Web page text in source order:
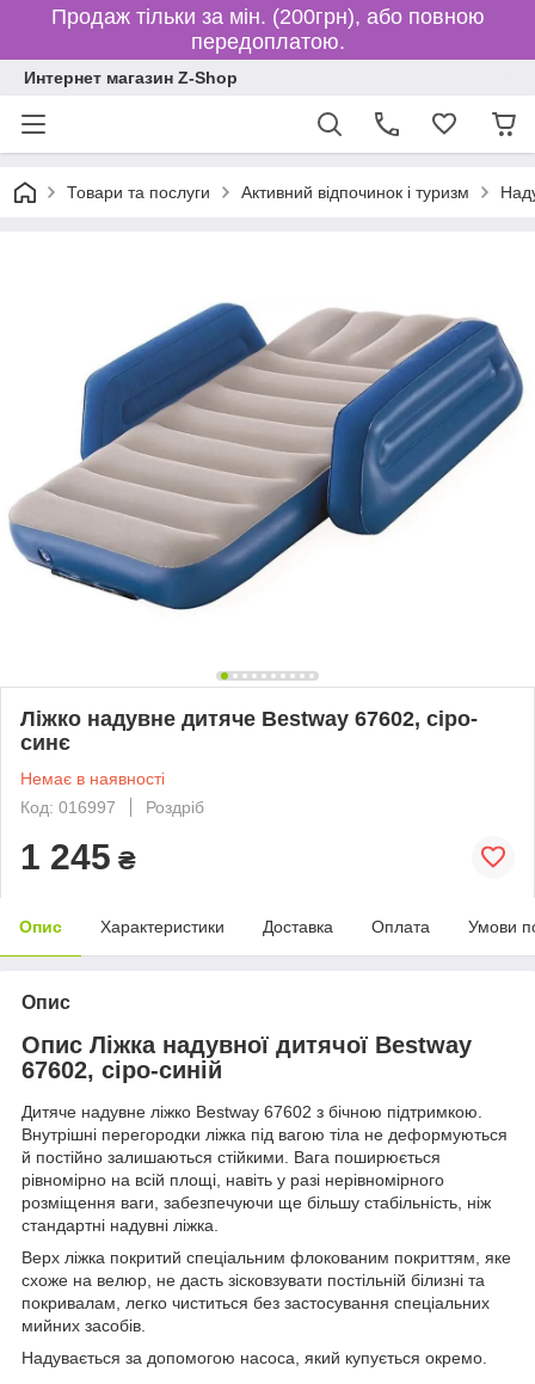
Продаж тільки за мін. (200грн), або повною
передоплатою.
Интернет магазин Z-Shop
Товари та послуги Активний відпочинок і туризм
Ліжко надувне дитяче Bestway 67602, сіро-
синє
Немає в наявності
Код: 016997
Роздріб
1 245 ₴
Опис Характеристики Доставка Оплата Умови
Опис
Опис Ліжка надувної дитячої Bestway
67602, сіро-синій
Дитяче надувне ліжко Bestway 67602 з бічною підтримкою.
Внутрішні перегородки ліжка під вагою тіла не деформуються
й постійно залишаються стійкими. Вага поширюється
рівномірно на всій площі, навіть у разі нерівномірного
розміщення ваги, забезпечуючи ще більшу стабільність, ніж
стандартні надувні ліжка.
Верх ліжка покритий спеціальним флокованим покриттям, яке
схоже на велюр, не дасть зісковзувати постільній білизні та
покривалам, легко чиститься без застосування спеціальних
мийних засобів.
Надувається за допомогою насоса, який купується окремо.